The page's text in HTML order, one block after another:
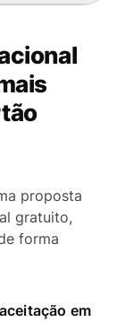
proposta
gratuito,
forma
em